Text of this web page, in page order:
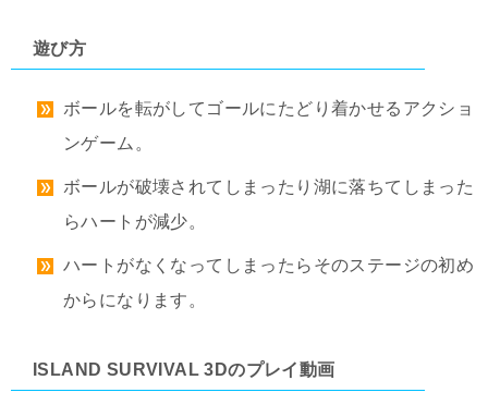
遊び方
ボールを転がしてゴールにたどり着かせるアクショ
ンゲーム。
ボールが破壊されてしまったり湖に落ちてしまった
らハートが減少。
ハートがなくなってしまったらそのステージの初め
からになります。
ISLAND SURVIVAL 3Dのプレイ動画